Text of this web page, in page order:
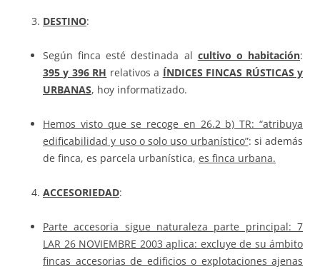
DESTINO:
Según finca esté destinada al cultivo o habitación:
395 y 396 RH relativos a ÍNDICES FINCAS RÚSTICAS y
URBANAS, hoy informatizado.
Hemos visto que se recoge en 26.2 b) TR: “atribuya
edificabilidad y uso o solo uso urbanístico”: si además
de finca, es parcela urbanística, es finca urbana.
ACCESORIEDAD:
Parte accesoria sigue naturaleza parte principal: 7
LAR 26 NOVIEMBRE 2003 aplica: excluye de su ámbito
fincas accesorias de edificios o explotaciones ajenas